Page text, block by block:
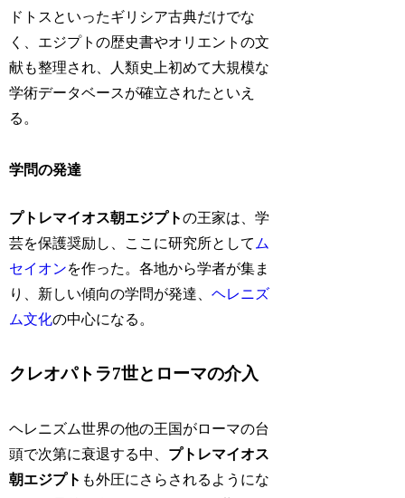
ドトスといったギリシア古典だけでな
く、エジプトの歴史書やオリエントの文
献も整理され、人類史上初めて大規模な
学術データベースが確立されたといえ
る。
学問の発達
プトレマイオス朝エジプトの王家は、学
芸を保護奨励し、ここに研究所としてム
セイオンを作った。各地から学者が集ま
り、新しい傾向の学問が発達、ヘレニズ
ム文化の中心になる。
クレオパトラ7世とローマの介入
ヘレニズム世界の他の王国がローマの台
頭で次第に衰退する中、 プトレマイオス
朝エジプト も外圧にさらされるようにな